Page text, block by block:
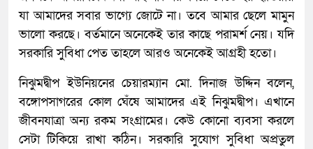
যা আমাদের সবার ভাগ্যে জোটে না। তবে আমার ছেলে মামুন
ভালো করছে। বর্তমানে অনেকেই তার কাছে পরামর্শ নেয়। যদি
সরকারি সুবিধা পেত তাহলে আরও অনেকেই আগ্রহী হতো।
নিঝুমদ্বীপ ইউনিয়নের চেয়ারম্যান মো. দিনাজ উদ্দিন বলেন,
বঙ্গোপসাগরের কোল ঘেঁষে আমাদের এই নিঝুমদ্বীপ। এখানে
জীবনযাত্রা অন্য রকম সংগ্রামের। কেউ কোনো ব্যবসা করলে
সেটা টিকিয়ে রাখা কঠিন। সরকারি সুযোগ সুবিধা অপ্রতুল